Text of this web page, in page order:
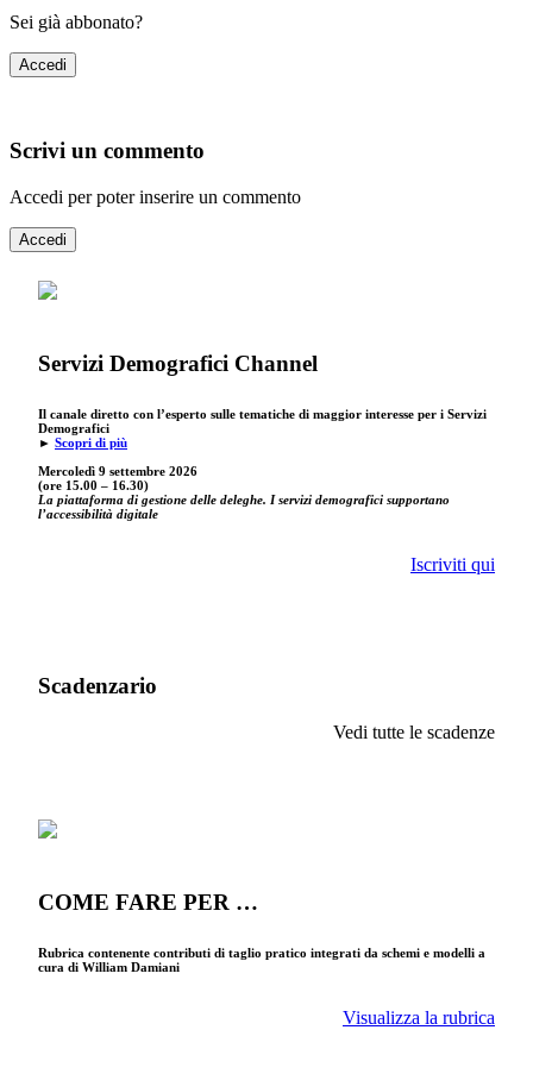
Sei già abbonato?
Accedi
Scrivi un commento
Accedi per poter inserire un commento
Accedi
Servizi Demografici Channel
Il canale diretto con l’esperto sulle tematiche di maggior interesse per i Servizi
Demografici
► Scopri di più
Mercoledì 9 settembre 2026
(ore 15.00 – 16.30)
La piattaforma di gestione delle deleghe. I servizi demografici supportano
l’accessibilità digitale
Iscriviti qui
Scadenzario
Vedi tutte le scadenze
COME FARE PER …
Rubrica contenente contributi di taglio pratico integrati da schemi e modelli a
cura di William Damiani
Visualizza la rubrica